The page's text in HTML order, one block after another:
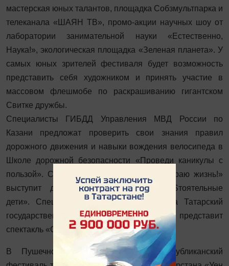
мастерская юных талантов, площадка Собзмультпарка и
телеканала «ШАЯН ТВ», промо-акции научных шоу от
лаборатории занимательной науки «Естественно,
Наука!», экологическая площадка «Зеленая планета». У
самых юных зрителей фестиваля будет возможность
представить себя художником и принять участие в
массовом флешмобе по раскрашиванию гигантском
Свитке дружбы.
Специалисты ГИБДД Управления МВД России по
Казани предложат проверить свои знания правил
дорожного движения и навыки вождения велосипеда в
Школе дорожной безопасности «Проведи каникулы с
пользой». Со своей программой «Я выбираю жизнь!»
выступит детское объединение «SаMоSтоятельные
дети». Специально для гостей праздника Татарский
государственный театр кукол «Әкият» представит
спектакль «Су анасы».
В Пушечном дворе пройдетII республиканский